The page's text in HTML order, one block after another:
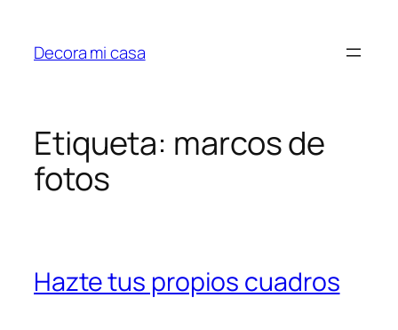
contenido
Decora mi casa
Etiqueta: marcos de
fotos
Hazte tus propios cuadros